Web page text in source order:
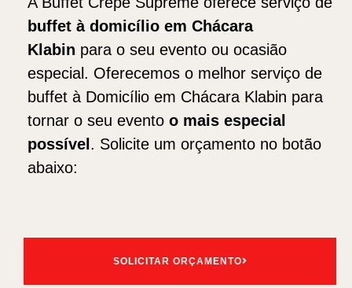
buffet à domicílio em Chácara
Klabin para o seu evento ou ocasião
especial. Oferecemos o melhor serviço de
buffet à Domicílio em Chácara Klabin para
tornar o seu evento o mais especial
possível . Solicite um orçamento no botão
abaixo:
SOLICITAR ORÇAMENTO